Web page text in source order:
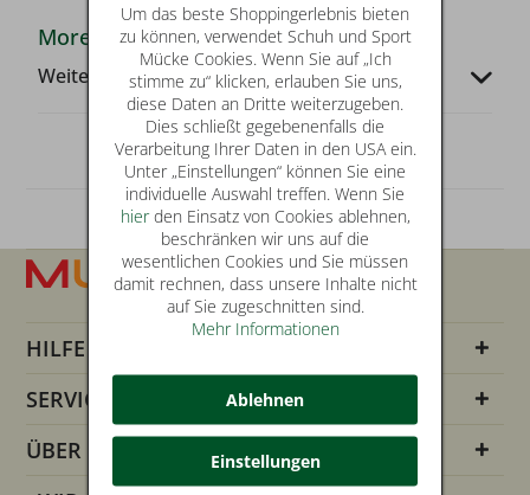
More & More
Weitere Infos
HILFE
SERVICE INFOS
ÜBER UNS
Um das beste Shoppingerlebnis bieten
zu können, verwendet Schuh und Sport
Mücke Cookies. Wenn Sie auf „Ich
stimme zu“ klicken, erlauben Sie uns,
diese Daten an Dritte weiterzugeben.
Dies schließt gegebenenfalls die
Verarbeitung Ihrer Daten in den USA ein.
Unter „Einstellungen“ können Sie eine
individuelle Auswahl treffen. Wenn Sie
hierden Einsatz von Cookies ablehnen,
beschränken wir uns auf die
wesentlichen Cookies und Sie müssen
damit rechnen, dass unsere Inhalte nicht
auf Sie zugeschnitten sind.
Mehr Informationen
Ablehnen
Einstellungen